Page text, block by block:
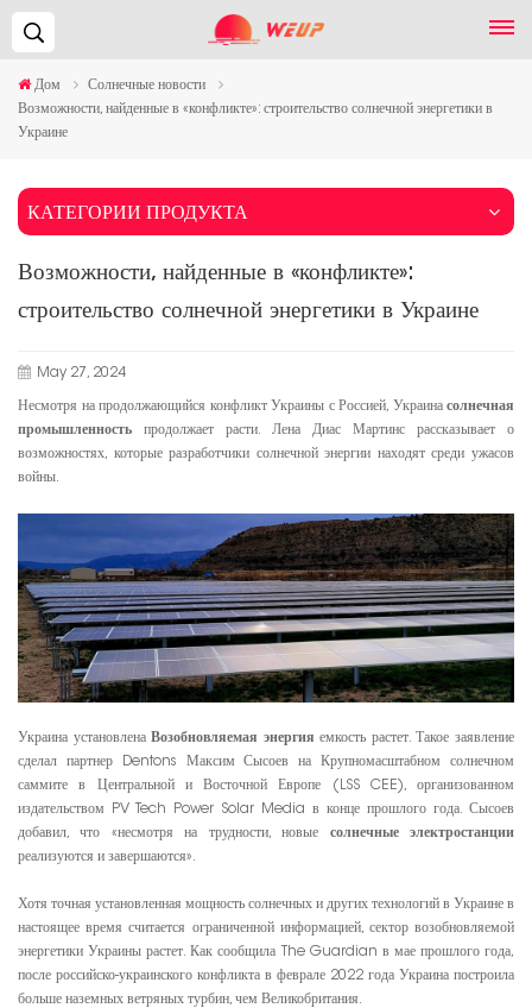
Дом
Солнечные новости
Возможности, найденные в «конфликте»: строительство солнечной энергетики в
Украине
КАТЕГОРИИ ПРОДУКТА
Возможности, найденные в «конфликте»:
строительство солнечной энергетики в Украине
May 27, 2024
Несмотря на продолжающийся конфликт Украины с Россией, Украина солнечная
промышленность продолжает расти. Лена Диас Мартинс рассказывает о
возможностях, которые разработчики солнечной энергии находят среди ужасов
войны.
Украина установленаВозобновляемая энергия емкость растет. Такое заявление
сделал партнер Dentons Максим Сысоев на Крупномасштабном солнечном
саммите в Центральной и Восточной Европе (LSS CEE), организованном
издательством PV Tech Power Solar Media в конце прошлого года. Сысоев
добавил, что «несмотря на трудности, новые солнечные электростанции
реализуются и завершаются».
Хотя точная установленная мощность солнечных и других технологий в Украине в
настоящее время считается ограниченной информацией, сектор возобновляемой
энергетики Украины растет. Как сообщила The Guardian в мае прошлого года,
после российско-украинского конфликта в феврале 2022 года Украина построила
больше наземных ветряных турбин, чем Великобритания.